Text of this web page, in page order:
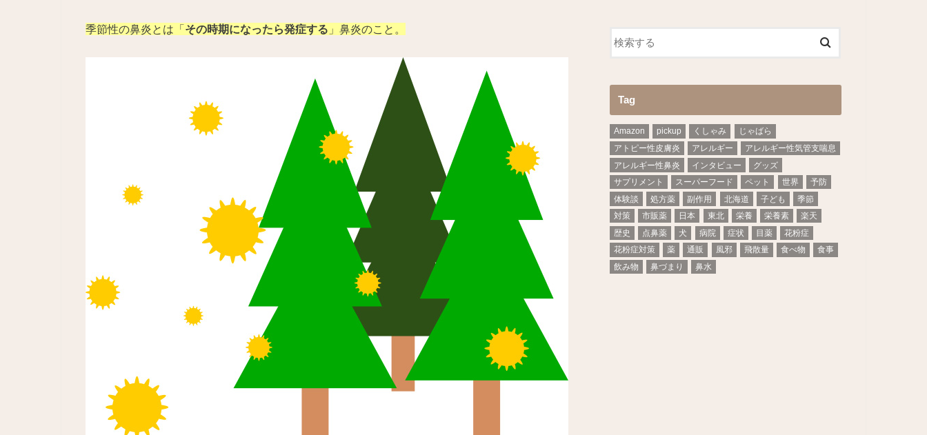
季節性の鼻炎とは「 その時期になったら発症する 」鼻炎のこと。
Tag
Amazon pickup くしゃみ
じゃばら
アトピー性皮膚炎
アレルギー
アレルギー性気管支喘息
アレルギー性鼻炎
インタビュー
グッズ
サプリメント
スーパーフード ペット 世界
予防
体験談
処方薬 副作用 北海道 子ども
季節
対策
市販薬 日本 東北 栄養 栄養素
楽天
歴史
点鼻薬 犬 病院 症状 目薬
花粉症
花粉症対策
薬 通販 風邪 飛散量 食べ物
食事
飲み物
鼻づまり 鼻水